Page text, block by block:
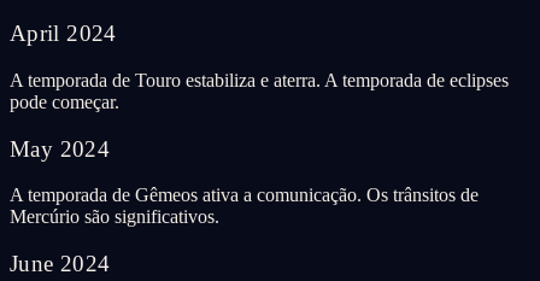
April 2024
A temporada de Touro estabiliza e aterra. A temporada de eclipses
pode começar.
May 2024
A temporada de Gêmeos ativa a comunicação. Os trânsitos de
Mercúrio são significativos.
June 2024